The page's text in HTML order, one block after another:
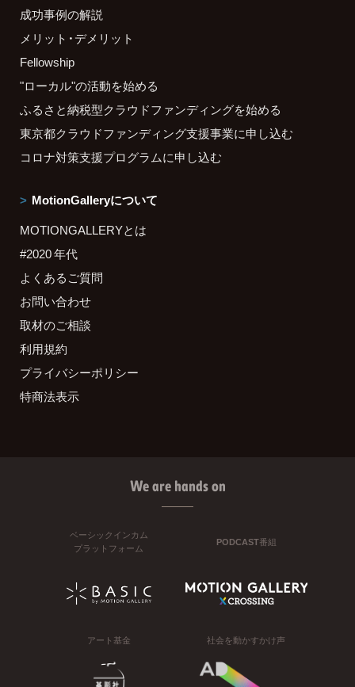
成功事例の解説
メリット・デメリット
Fellowship
"ローカル"の活動を始める
ふるさと納税型クラウドファンディングを始める
東京都クラウドファンディング支援事業に申し込む
コロナ対策支援プログラムに申し込む
MotionGalleryについて
MOTIONGALLERYとは
#2020 年代
よくあるご質問
お問い合わせ
取材のご相談
利用規約
プライバシーポリシー
特商法表示
We are hands on
ベーシックインカム
プラットフォーム
PODCAST番組
アート基金 社会を動かすかけ声